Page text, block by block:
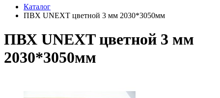
Каталог
ПВХ UNEXT цветной 3 мм 2030*3050мм
ПВХ UNEXT цветной 3 мм
2030*3050мм